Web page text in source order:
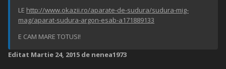
LE http://www.okazii.ro/aparate-de-sudura/sudura-mig-
mag/aparat-sudura-argon-esab-a171889133
E CAM MARE TOTUSI!
Editat Martie 24, 2015 de nenea1973